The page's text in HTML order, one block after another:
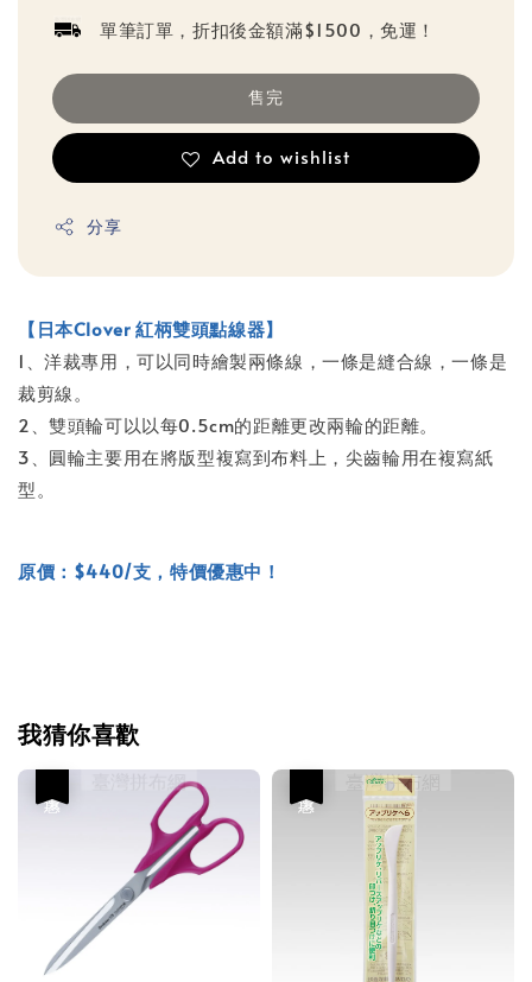
單筆訂單，折扣後金額滿$1500，免運！
售完
Add to wishlist
分享
【日本Clover 紅柄雙頭點線器】
1、洋裁專用，可以同時繪製兩條線，一條是縫合線，一條是
裁剪線。
2、雙頭輪可以以每0.5cm的距離更改兩輪的距離。
3、圓輪主要用在將版型複寫到布料上，尖齒輪用在複寫紙
型。
原價：$440/支，特價優惠中！
我猜你喜歡